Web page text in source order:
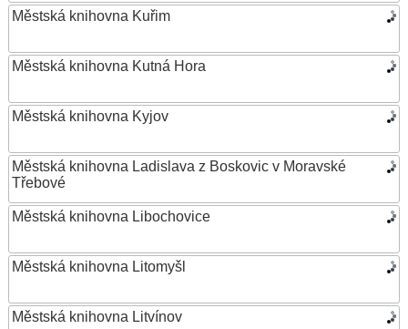
Městská knihovna Kuřim
Městská knihovna Kutná Hora
Městská knihovna Kyjov
Městská knihovna Ladislava z Boskovic v Moravské
Třebové
Městská knihovna Libochovice
Městská knihovna Litomyšl
Městská knihovna Litvínov